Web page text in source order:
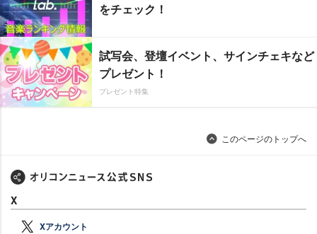
をチェック！
試写会、登壇イベント、サインチェキなど
プレゼント！
プレゼント特集
このページのトップへ
X
Xアカウント